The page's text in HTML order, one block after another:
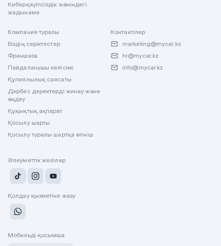
Киберқауіпсіздік жөніндегі
жадынама
Компания туралы
Біздің серіктестер
Франшиза
Пайдаланушы келісімі
Құпиялылық саясаты
Дербес деректерді жинау және
өңдеу
Құқықтық ақпарат
Қосылу шарты
Қосылу туралы шартқа өтініш
Контактілер
marketing@mycar.kz
hr@mycar.kz
info@mycar.kz
Әлеуметтік желілер
Қолдау қызметіне жазу
Мобильді қосымша